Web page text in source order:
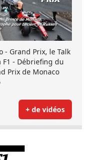
- Grand Prix, le Talk
F1 - Débriefing du
Prix de Monaco
+ de vidéos